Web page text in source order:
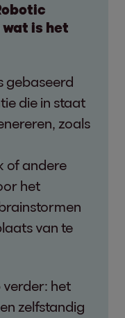
is het
gebaseerd
die in staat
zoals
of andere
het
van te
het
zelfstandig